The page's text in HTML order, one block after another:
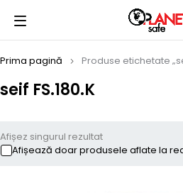
seif FS.180.K
Prima pagină Produse etichetate
Afișez singurul rezultat
Afișează doar produsele aflate la